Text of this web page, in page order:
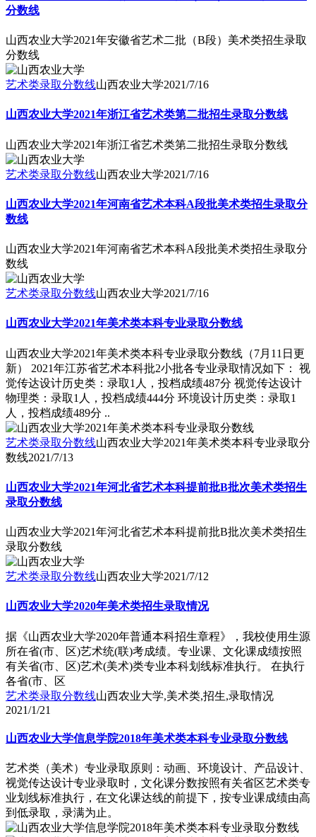
分数线
山西农业大学2021年安徽省艺术二批（B段）美术类招生录取
分数线
艺术类录取分数线山西农业大学2021/7/16
山西农业大学2021年浙江省艺术类第二批招生录取分数线
山西农业大学2021年浙江省艺术类第二批招生录取分数线
艺术类录取分数线山西农业大学2021/7/16
山西农业大学2021年河南省艺术本科A段批美术类招生录取分
数线
山西农业大学2021年河南省艺术本科A段批美术类招生录取分
数线
艺术类录取分数线山西农业大学2021/7/16
山西农业大学2021年美术类本科专业录取分数线
山西农业大学2021年美术类本科专业录取分数线（7月11日更
新） 2021年江苏省艺术本科批2小批各专业录取情况如下： 视
觉传达设计历史类：录取1人，投档成绩487分 视觉传达设计
物理类：录取1人，投档成绩444分 环境设计历史类：录取1
人，投档成绩489分 ..
艺术类录取分数线山西农业大学2021年美术类本科专业录取分
数线2021/7/13
山西农业大学2021年河北省艺术本科提前批B批次美术类招生
录取分数线
山西农业大学2021年河北省艺术本科提前批B批次美术类招生
录取分数线
艺术类录取分数线山西农业大学2021/7/12
山西农业大学2020年美术类招生录取情况
据《山西农业大学2020年普通本科招生章程》，我校使用生源
所在省(市、区)艺术统(联)考成绩。专业课、文化课成绩按照
有关省(市、区)艺术(美术)类专业本科划线标准执行。 在执行
各省(市、区
艺术类录取分数线山西农业大学,美术类,招生,录取情况
2021/1/21
山西农业大学信息学院2018年美术类本科专业录取分数线
艺术类（美术）专业录取原则：动画、环境设计、产品设计、
视觉传达设计专业录取时，文化课分数按照有关省区艺术类专
业划线标准执行，在文化课达线的前提下，按专业课成绩由高
到低录取，录满为止。